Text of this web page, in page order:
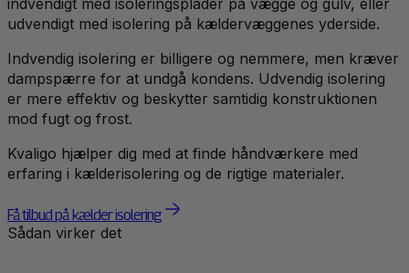
udvendigt med isolering på kældervæggenes yderside.
Indvendig isolering er billigere og nemmere, men kræver
dampspærre for at undgå kondens. Udvendig isolering
er mere effektiv og beskytter samtidig konstruktionen
mod fugt og frost.
Kvaligo hjælper dig med at finde håndværkere med
erfaring i kælderisolering og de rigtige materialer.
Få tilbud på kælder isolering
Sådan virker det